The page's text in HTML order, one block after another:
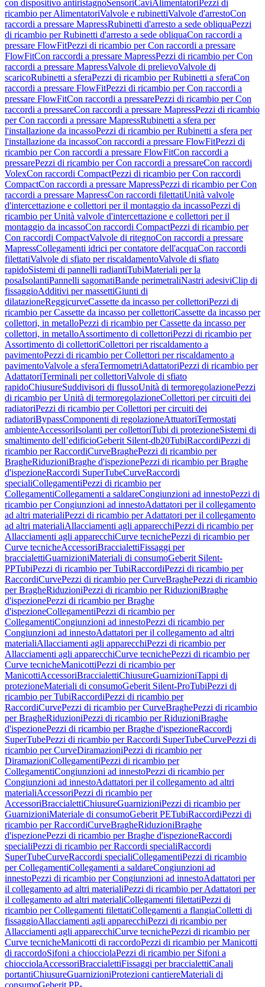
con dispositivo antiristagnoSensoriCaviAlimentatori Pezzi di
ricambio per AlimentatoriValvole e rubinettiValvole d'arrestoCon
raccordi a pressare MapressRubinetti d'arresto a sede obliquaPezzi
di ricambio per Rubinetti d'arresto a sede obliquaCon raccordi a
pressare FlowFitPezzi di ricambio per Con raccordi a pressare
FlowFitCon raccordi a pressare MapressPezzi di ricambio per Con
raccordi a pressare MapressValvole di prelievoValvole di
scaricoRubinetti a sferaPezzi di ricambio per Rubinetti a sferaCon
raccordi a pressare FlowFitPezzi di ricambio per Con raccordi a
pressare FlowFitCon raccordi a pressarePezzi di ricambio per Con
raccordi a pressareCon raccordi a pressare MapressPezzi di ricambio
per Con raccordi a pressare MapressRubinetti a sfera per
l'installazione da incassoPezzi di ricambio per Rubinetti a sfera per
l'installazione da incassoCon raccordi a pressare FlowFitPezzi di
ricambio per Con raccordi a pressare FlowFitCon raccordi a
pressarePezzi di ricambio per Con raccordi a pressareCon raccordi
VolexCon raccordi CompactPezzi di ricambio per Con raccordi
CompactCon raccordi a pressare MapressPezzi di ricambio per Con
raccordi a pressare MapressCon raccordi filettatiUnità valvole
d'intercettazione e collettori per il montaggio da incassoPezzi di
ricambio per Unità valvole d'intercettazione e collettori per il
montaggio da incassoCon raccordi CompactPezzi di ricambio per
Con raccordi CompactValvole di ritegnoCon raccordi a pressare
MapressCollegamenti idrici per contatore dell'acquaCon raccordi
filettatiValvole di sfiato per riscaldamentoValvole di sfiato
rapidoSistemi di pannelli radiantiTubiMateriali per la
posaIsolantiPannelli sagomatiBande perimetraliNastri adesiviClip di
fissaggioAdditivi per massettiGiunti di
dilatazioneReggicurveCassette da incasso per collettoriPezzi di
ricambio per Cassette da incasso per collettoriCassette da incasso per
collettori, in metalloPezzi di ricambio per Cassette da incasso per
collettori, in metalloAssortimento di collettoriPezzi di ricambio per
Assortimento di collettoriCollettori per riscaldamento a
pavimentoPezzi di ricambio per Collettori per riscaldamento a
pavimentoValvole a sferaTermometriAdattatoriPezzi di ricambio per
AdattatoriTerminali per collettoriValvole di sfiato
rapidoChiusureSuddivisori di flussoUnità di termoregolazionePezzi
di ricambio per Unità di termoregolazioneCollettori per circuiti dei
radiatoriPezzi di ricambio per Collettori per circuiti dei
radiatoriBypassComponenti di regolazioneAttuatoriTermostati
ambienteAccessoriIsolanti per collettoriTubi di protezioneSistemi di
smaltimento dell’edificioGeberit Silent-db20TubiRaccordiPezzi di
ricambio per RaccordiCurveBraghePezzi di ricambio per
BragheRiduzioniBraghe d'ispezionePezzi di ricambio per Braghe
d'ispezioneRaccordi SuperTubeCurveRaccordi
specialiCollegamentiPezzi di ricambio per
CollegamentiCollegamenti a saldareCongiunzioni ad innestoPezzi di
ricambio per Congiunzioni ad innestoAdattatori per il collegamento
ad altri materialiPezzi di ricambio per Adattatori per il collegamento
ad altri materialiAllacciamenti agli apparecchiPezzi di ricambio per
Allacciamenti agli apparecchiCurve tecnichePezzi di ricambio per
Curve tecnicheAccessoriBraccialettiFissaggi per
braccialettiGuarnizioniMateriali di consumoGeberit Silent-
PPTubiPezzi di ricambio per TubiRaccordiPezzi di ricambio per
RaccordiCurvePezzi di ricambio per CurveBraghePezzi di ricambio
per BragheRiduzioniPezzi di ricambio per RiduzioniBraghe
d'ispezionePezzi di ricambio per Braghe
d'ispezioneCollegamentiPezzi di ricambio per
CollegamentiCongiunzioni ad innestoPezzi di ricambio per
Congiunzioni ad innestoAdattatori per il collegamento ad altri
materialiAllacciamenti agli apparecchiPezzi di ricambio per
Allacciamenti agli apparecchiCurve tecnichePezzi di ricambio per
Curve tecnicheManicottiPezzi di ricambio per
ManicottiAccessoriBraccialettiChiusureGuarnizioniTappi di
protezioneMateriali di consumoGeberit Silent-ProTubiPezzi di
ricambio per TubiRaccordiPezzi di ricambio per
RaccordiCurvePezzi di ricambio per CurveBraghePezzi di ricambio
per BragheRiduzioniPezzi di ricambio per RiduzioniBraghe
d'ispezionePezzi di ricambio per Braghe d'ispezioneRaccordi
SuperTubePezzi di ricambio per Raccordi SuperTubeCurvePezzi di
ricambio per CurveDiramazioniPezzi di ricambio per
DiramazioniCollegamentiPezzi di ricambio per
CollegamentiCongiunzioni ad innestoPezzi di ricambio per
Congiunzioni ad innestoAdattatori per il collegamento ad altri
materialiAccessoriPezzi di ricambio per
AccessoriBraccialettiChiusureGuarnizioniPezzi di ricambio per
GuarnizioniMateriale di consumoGeberit PETubiRaccordiPezzi di
ricambio per RaccordiCurveBragheRiduzioniBraghe
d'ispezionePezzi di ricambio per Braghe d'ispezioneRaccordi
specialiPezzi di ricambio per Raccordi specialiRaccordi
SuperTubeCurveRaccordi specialiCollegamentiPezzi di ricambio
per CollegamentiCollegamenti a saldareCongiunzioni ad
innestoPezzi di ricambio per Congiunzioni ad innestoAdattatori per
il collegamento ad altri materialiPezzi di ricambio per Adattatori per
il collegamento ad altri materialiCollegamenti filettatiPezzi di
ricambio per Collegamenti filettatiCollegamenti a flangiaColletti di
fissaggioAllacciamenti agli apparecchiPezzi di ricambio per
Allacciamenti agli apparecchiCurve tecnichePezzi di ricambio per
Curve tecnicheManicotti di raccordoPezzi di ricambio per Manicotti
di raccordoSifoni a chiocciolaPezzi di ricambio per Sifoni a
chiocciolaAccessoriBraccialettiFissaggi per braccialettiCanali
portantiChiusureGuarnizioniProtezioni cantiereMateriali di
consumoGeberit PP-